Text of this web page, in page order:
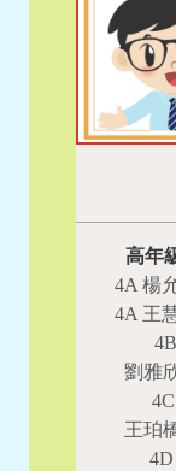
高年
4A 楊
4A 王
劉雅
王珀